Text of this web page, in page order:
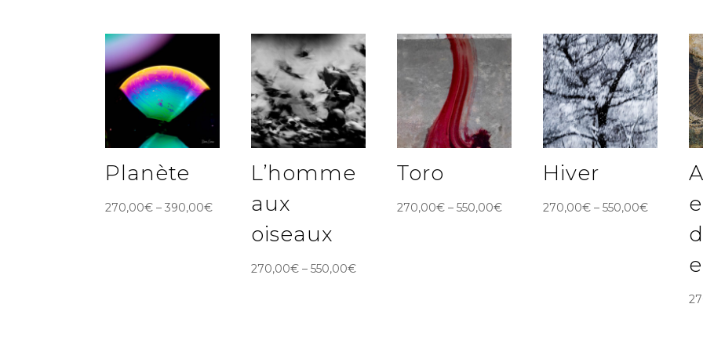
Planète
270,00€ –390,00€
L’homme
aux
oiseaux
270,00€ –550,00€
Toro
270,00€ –550,00€
Hiver
270,00€ –550,00€
e
e